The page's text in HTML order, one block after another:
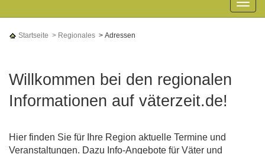
Startseite > Regionales > Adressen
Willkommen bei den regionalen
Informationen auf väterzeit.de!
Hier finden Sie für Ihre Region aktuelle Termine und
Veranstaltungen. Dazu Info-Angebote für Väter und